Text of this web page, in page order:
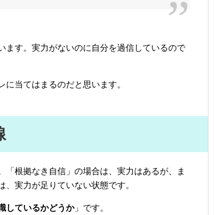
ます。実力がないのに自分を過信しているので
当てはまるのだと思います。
根拠なき自信」の場合は、実力はあるが、ま
実力が足りていない状態です。
しているかどうか」です。